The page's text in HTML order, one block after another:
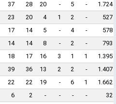
37 28 20 - 5 -
1.724
23 20 4 1 2 -
527
17 14 5 - 4 -
578
14 14 8 - 2 -
793
18 17 16 3 1 1
1.395
39 36 13 2 2 -
1.407
22 22 19 - 6 1
1.662
6 2 - - - -
32